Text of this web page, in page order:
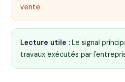
vente.
Lecture utile : Le signal
travaux exécutés par